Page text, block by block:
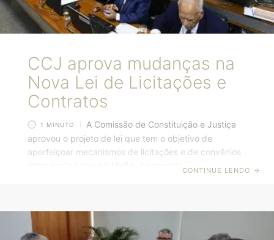
CCJ aprova mudanças na
Nova Lei de Licitações e
Contratos
1 MINUTO
A Comissão de Constituição e Justiça
aprovou o projeto de lei que tem o objetivo de
aperfeiçoar mecanismos de licitações e de convênios
deve seguir diretamente para a análise da Câmara
dos Deputados, a não ser que haja pedido para nova
CONTINUE LENDO →